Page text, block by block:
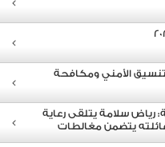
الأمني ومكافحة
رياض سلامة يتلقى رعاية
يتضمن مغالطات